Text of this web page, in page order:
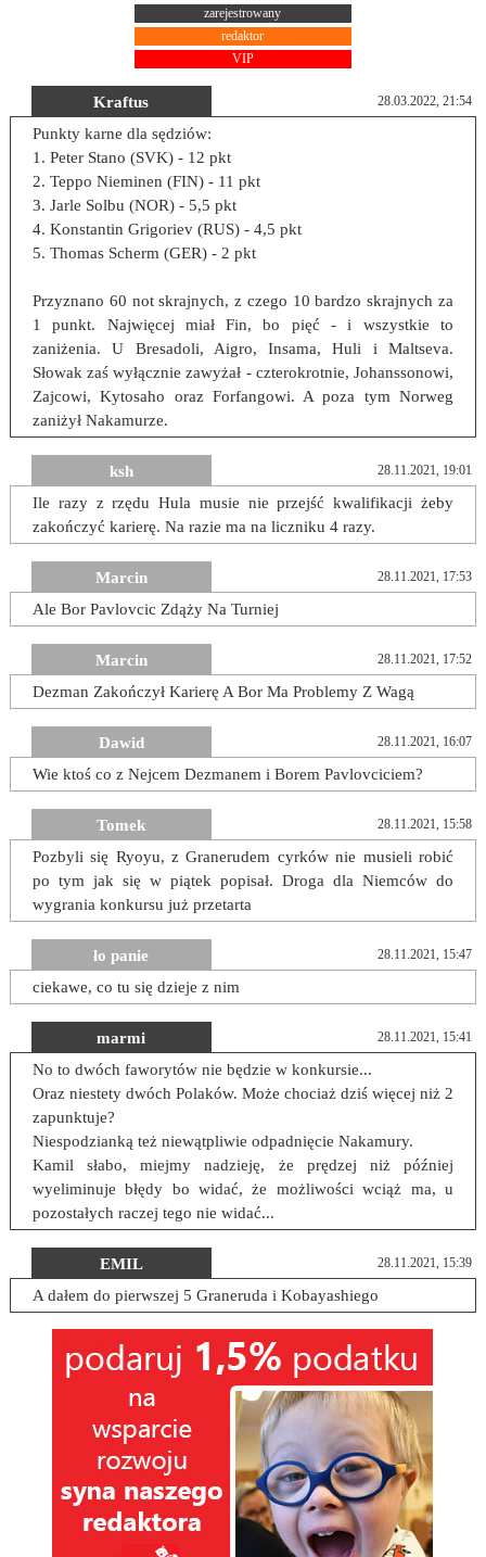
zarejestrowany
redaktor
VIP
Kraftus 28.03.2022, 21:54
Punkty karne dla sędziów:
1. Peter Stano (SVK) - 12 pkt
2. Teppo Nieminen (FIN) - 11 pkt
3. Jarle Solbu (NOR) - 5,5 pkt
4. Konstantin Grigoriev (RUS) - 4,5 pkt
5. Thomas Scherm (GER) - 2 pkt
Przyznano 60 not skrajnych, z czego 10 bardzo skrajnych za
1 punkt. Najwięcej miał Fin, bo pięć - i wszystkie to
zaniżenia. U Bresadoli, Aigro, Insama, Huli i Maltseva.
Słowak zaś wyłącznie zawyżał - czterokrotnie, Johanssonowi,
Zajcowi, Kytosaho oraz Forfangowi. A poza tym Norweg
zaniżył Nakamurze.
ksh 28.11.2021, 19:01
Ile razy z rzędu Hula musie nie przejść kwalifikacji żeby
zakończyć karierę. Na razie ma na liczniku 4 razy.
Marcin 28.11.2021, 17:53
Ale Bor Pavlovcic Zdąży Na Turniej
Marcin 28.11.2021, 17:52
Dezman Zakończył Karierę A Bor Ma Problemy Z Wagą
Dawid 28.11.2021, 16:07
Wie ktoś co z Nejcem Dezmanem i Borem Pavlovciciem?
Tomek 28.11.2021, 15:58
Pozbyli się Ryoyu, z Granerudem cyrków nie musieli robić
po tym jak się w piątek popisał. Droga dla Niemców do
wygrania konkursu już przetarta
ło panie 28.11.2021, 15:47
ciekawe, co tu się dzieje z nim
marmi 28.11.2021, 15:41
No to dwóch faworytów nie będzie w konkursie...
Oraz niestety dwóch Polaków. Może chociaż dziś więcej niż 2
zapunktuje?
Niespodzianką też niewątpliwie odpadnięcie Nakamury.
Kamil słabo, miejmy nadzieję, że prędzej niż później
wyeliminuje błędy bo widać, że możliwości wciąż ma, u
pozostałych raczej tego nie widać...
EMIL 28.11.2021, 15:39
A dałem do pierwszej 5 Graneruda i Kobayashiego